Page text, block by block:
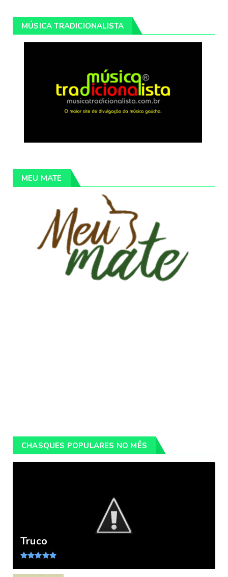
MÚSICA TRADICIONALISTA
MEU MATE
CHASQUES POPULARES NO MÊS
Truco